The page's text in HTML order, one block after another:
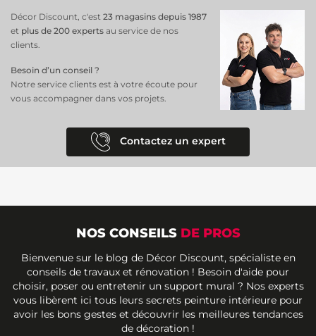
Décor Discount, c'est 23 magasins depuis 1987
et plus de 200 experts au service de nos
clients.
Besoin d’un conseil ?
Notre service clients est à votre écoute pour
vous accompagner dans vos projets.
Contactez un expert
NOS CONSEILS DE PROS
Bienvenue sur le blog de Décor Discount, spécialiste en
conseils de travaux et rénovation ! Besoin d'aide pour
choisir, poser ou entretenir un support mural ? Nos experts
vous libèrent ici tous leurs secrets peinture intérieure pour
avoir les bons gestes et découvrir les meilleures tendances
de décoration !